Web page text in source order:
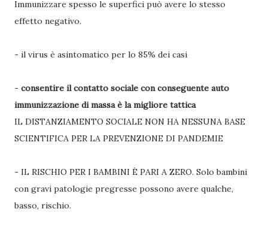
Immunizzare spesso le superfici può avere lo stesso
effetto negativo.
- il virus è asintomatico per lo 85% dei casi
- consentire il contatto sociale con conseguente auto
immunizzazione di massa è la migliore tattica
IL DISTANZIAMENTO SOCIALE NON HA NESSUNA BASE
SCIENTIFICA PER LA PREVENZIONE DI PANDEMIE
- IL RISCHIO PER I BAMBINI È PARI A ZERO. Solo bambini
con gravi patologie pregresse possono avere qualche,
basso, rischio.